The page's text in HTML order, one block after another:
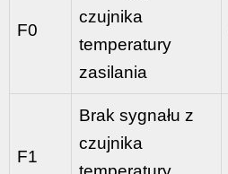
F0
czujnika
temperatury
zasilania
F1
Brak sygnału z
czujnika